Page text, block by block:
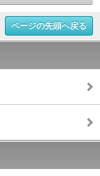
ページの先頭へ戻る